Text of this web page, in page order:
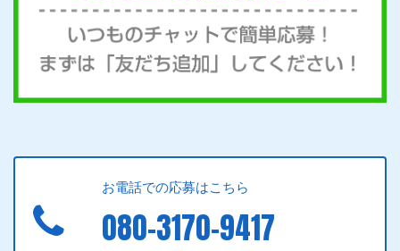
お電話での応募はこちら
080-3170-9417